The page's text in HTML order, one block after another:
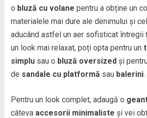
o bluză cu volane pentru a obține un
materialele mai dure ale denimului și
aducând astfel un aer sofisticat întregii
un look mai relaxat, poți opta pentru un
simplusau o bluză oversizedși
de sandale cu platformă sau balerini.
Pentru un look complet, adaugă o
câteva accesorii minimaliste și vei